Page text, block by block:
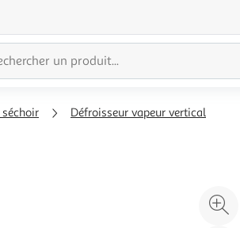
séchoir Défroisseur vapeur vertical